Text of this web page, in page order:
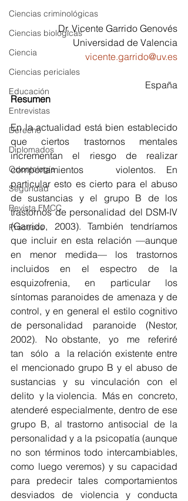
Ciencias criminológicas
Ciencias biológicas
Ciencia
Ciencias periciales
Educación
Entrevistas
Derecho
Diplomados
Odontología
Seguridad
Revista FMCC
Procesos
Dr. Vicente Garrido Genovés
Universidad de Valencia
vicente.garrido@uv.es
España
Resumen
En la actualidad está bien establecido
que ciertos trastornos mentales
incrementan el riesgo de realizar
comportamientos   violentos. En
particular esto es cierto para el abuso
de sustancias y el grupo B de los
trastornos de personalidad del DSM-IV
(Garrido, 2003). También tendríamos
que incluir en esta relación —aunque
en menor medida— los trastornos
incluidos en el espectro de la
esquizofrenia, en particular los
síntomas paranoides de amenaza y de
control, y en general el estilo cognitivo
de personalidad  paranoide  (Nestor,
2002).  No obstante,  yo  me  referiré
tan  sólo  a  la relación existente entre
el mencionado grupo B y el abuso de
sustancias y su vinculación con el
delito  y la violencia.  Más en  concreto,
atenderé especialmente, dentro de ese
grupo B, al trastorno antisocial de la
personalidad y a la psicopatía (aunque
no son términos todo intercambiables,
como luego veremos) y su capacidad
para predecir tales comportamientos
desviados de violencia y conducta